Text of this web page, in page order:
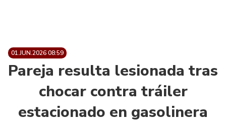
01.JUN.2026 08:59
Pareja resulta lesionada tras
chocar contra tráiler
estacionado en gasolinera